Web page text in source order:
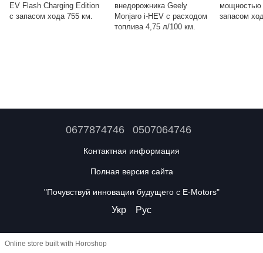
EV Flash Charging Edition
с запасом хода 755 км.
внедорожника Geely
Monjaro i-HEV с расходом
топлива 4,75 л/100 км.
мощностью
запасом
0677874746 0507064746
Контактная информация
Полная версия сайта
"Почувствуй инновации будущего с E-Motors"
Укр Рус
Online store built with Horoshop